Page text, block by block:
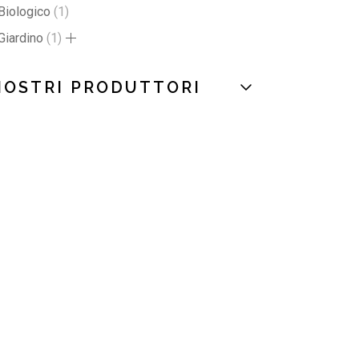
1
1
PRODUTTORI